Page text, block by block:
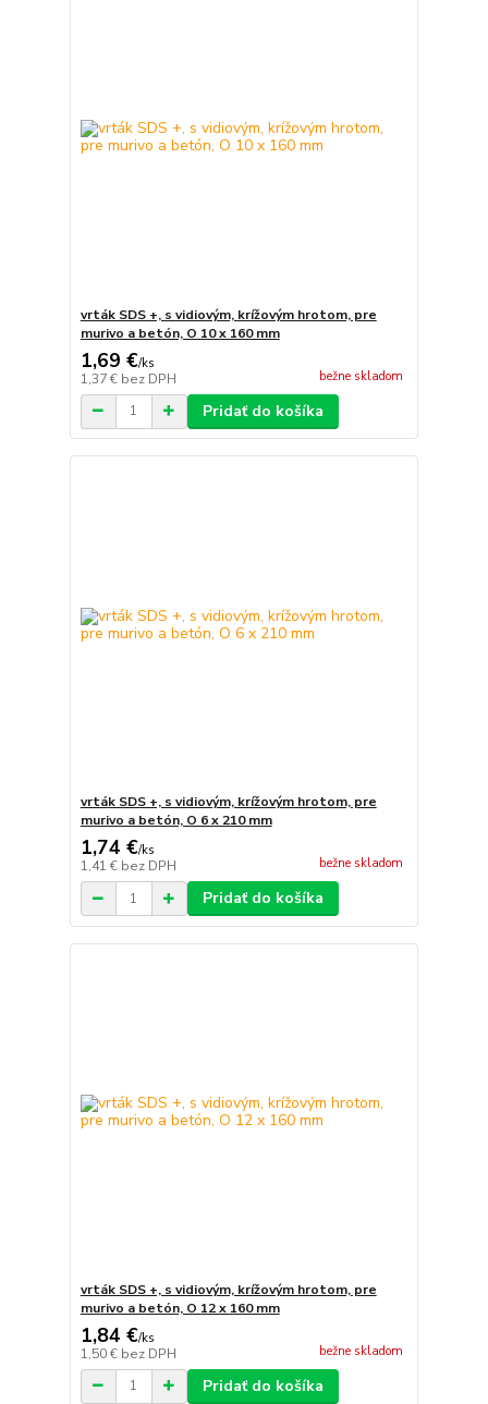
vrták SDS +, s vidiovým, krížovým hrotom, pre
murivo a betón, O 10 x 160 mm
1,69 €/ks
1,37 € bez DPH bežne skladom
Pridať do košíka
vrták SDS +, s vidiovým, krížovým hrotom, pre
murivo a betón, O 6 x 210 mm
1,74 €/ks
1,41 € bez DPH bežne skladom
Pridať do košíka
vrták SDS +, s vidiovým, krížovým hrotom, pre
murivo a betón, O 12 x 160 mm
1,84 €/ks
1,50 € bez DPH bežne skladom
Pridať do košíka